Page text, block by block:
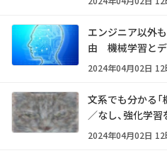
エンジニア以外
由 機械学習とデ
2024年04月02日
文系でも分かる
／なし、強化学
2024年04月02日